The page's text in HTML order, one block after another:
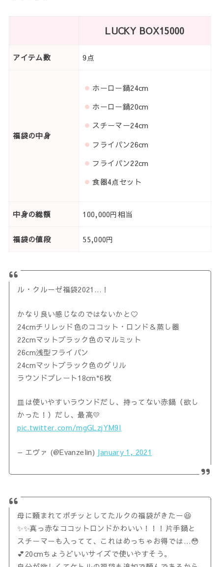
LUCKY BOX15000
アイテム数 9点
福袋の中身
ホーロー鍋24cm
ホーロー鍋20cm
スチーマー24cm
フライパン26cm
フライパン22cm
食器4点セット
中身の総額 100,000円相当
福袋の値段 55,000円
ル・クルーゼ福袋2021…！
かなり良い感じなのではないかと♡
24cmチリレッド色のココット・ロンド＆蒸し器
22cmマットブラック色のマルミット
26cm浅型フライパン
24cmマットブラック色のグリル
ラウンドプレート18cm*6枚
皿は使いやすいラウンドだし、持ってない赤鍋（欲し
かった！）だし、最高💛
pic.twitter.com/mgGLzjYM9I
— エヴァ (@Evanzelin) January 1, 2021
母に頼まれてポチッとしてたルクの福袋がきたー😆
✨✨真っ赤なココットロンドかわいい！！！片手鍋と
スチーマーも入ってて、これはめっちゃお得では…😳
💕20cmちょうどいいサイズで使いやすそう。